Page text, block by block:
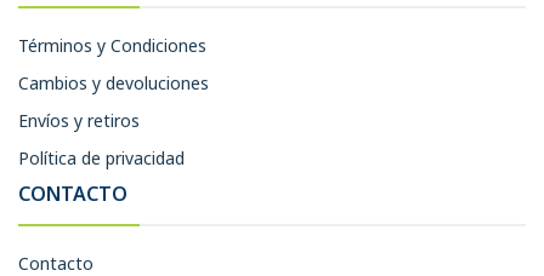
Términos y Condiciones
Cambios y devoluciones
Envíos y retiros
Política de privacidad
CONTACTO
Contacto